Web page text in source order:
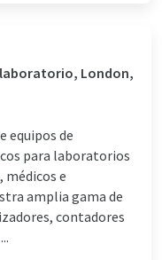
London,
equipos de
para laboratorios
médicos e
amplia gama de
contadores